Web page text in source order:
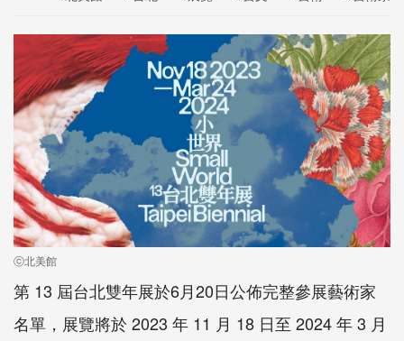
ⓒ北美館
第 13 屆台北雙年展於6月20日公佈完整參展藝術家
名單，展覽將於2023 年 11 月 18 日至 2024年3 月